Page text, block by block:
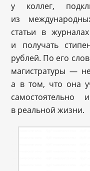
у коллег,
из
статьи в
и получать
рублей. По его
магистратуры —
а в том, что она
самостоятельно
в реальной жизни.